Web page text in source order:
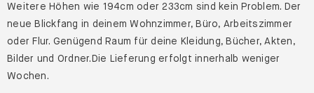
Weitere Höhen wie 194cm oder 233cm sind kein Problem. Der
neue Blickfang in deinem Wohnzimmer, Büro, Arbeitszimmer
oder Flur. Genügend Raum für deine Kleidung, Bücher, Akten,
Bilder und Ordner.Die Lieferung erfolgt innerhalb weniger
Wochen.